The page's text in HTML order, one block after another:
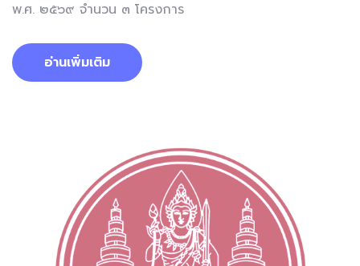
พ.ศ. ๒๕๖๙ จำนวน ๓ โครงการ
อ่านเพิ่มเติม